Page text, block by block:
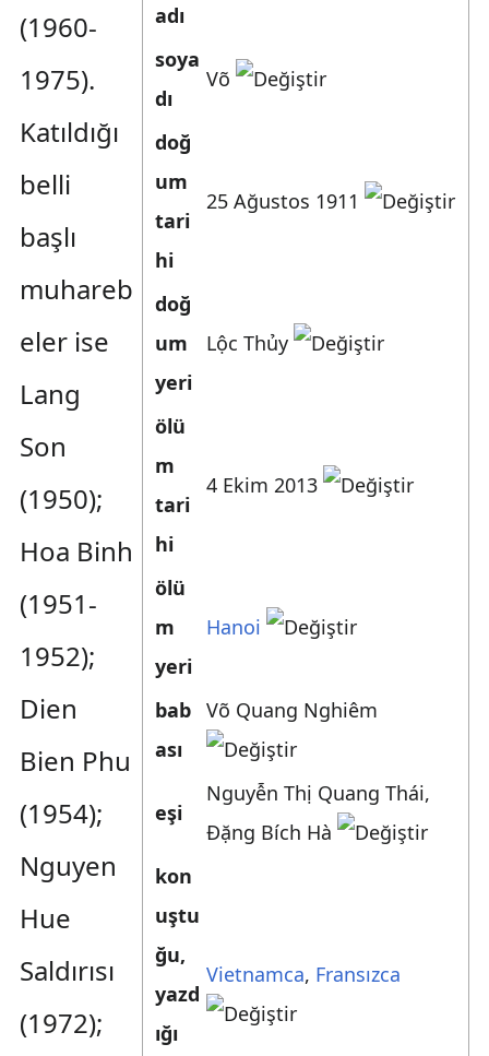
adı
soya
dı
Võ
doğ
um
tari
hi
25 Ağustos 1911
doğ
um
yeri
Lộc Thủy
ölü
m
tari
hi
4 Ekim 2013
ölü
m
yeri
Hanoi
bab
ası
Võ Quang Nghiêm
eşi
Nguyễn Thị Quang Thái,
Đặng Bích Hà
kon
uştu
ğu,
yazd
ığı
Vietnamca, Fransızca
(1960-
1975).
Katıldığı
belli
başlı
muhareb
eler ise
Lang
Son
(1950);
Hoa Binh
(1951-
1952);
Dien
Bien Phu
(1954);
Nguyen
Hue
Saldırısı
(1972);